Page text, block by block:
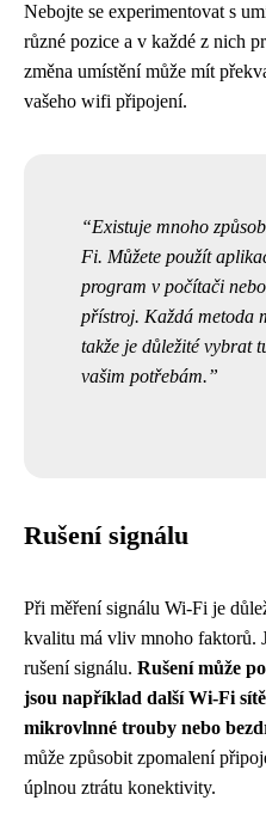
Nebojte se experimentovat s
různé pozice a v každé z nich
změna umístění může mít
vašeho wifi připojení.
Existuje mnoho
Fi. Můžete použít
program v počítači
přístroj. Každá metoda
takže je důležité vybrat
vašim potřebám.
Rušení signálu
Při měření signálu Wi-Fi je
kvalitu má vliv mnoho faktorů.
rušení signálu. Rušení může
jsou například další Wi-Fi
mikrovlnné trouby nebo
může způsobit zpomalení
úplnou ztrátu konektivity.